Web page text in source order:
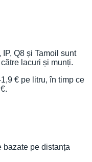
Q8 și Tamoil sunt
lacuri și munți.
€ pe litru, în timp ce
bazate pe distanța